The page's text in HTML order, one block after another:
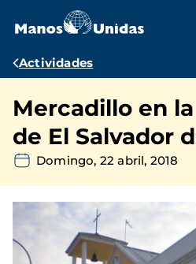
contenido
Ruta
navegación
Actividades
Mercadillo en
de El Salvador
Domingo, 22 abril, 2018